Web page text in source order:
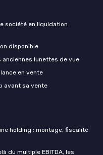
société en liquidation
disponible
anciennes lunettes de vue
en vente
avant sa vente
holding : montage, fiscalité
du multiple EBITDA, les